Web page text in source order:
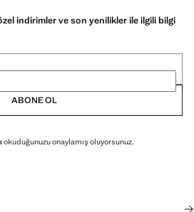
indirimler ve son yenilikler ile ilgili bilgi
ABONE OL
okuduğunuzu onaylamış oluyorsunuz.